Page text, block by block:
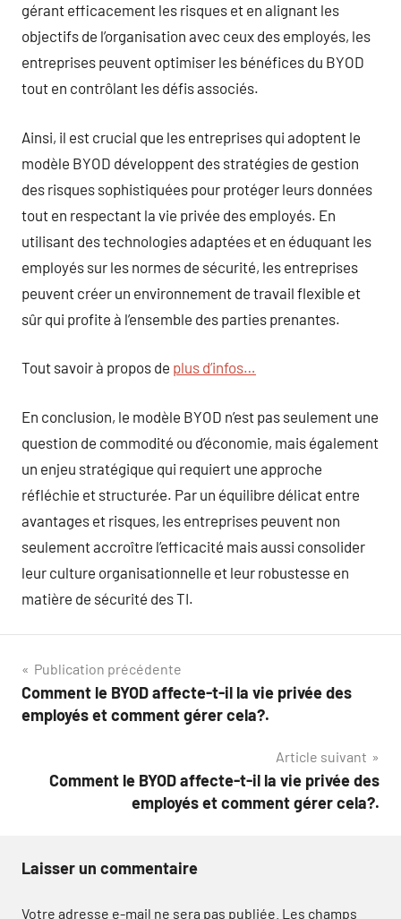
gérant efficacement les risques et en alignant les
objectifs de l’organisation avec ceux des employés, les
entreprises peuvent optimiser les bénéfices du BYOD
tout en contrôlant les défis associés.
Ainsi, il est crucial que les entreprises qui adoptent le
modèle BYOD développent des stratégies de gestion
des risques sophistiquées pour protéger leurs données
tout en respectant la vie privée des employés. En
utilisant des technologies adaptées et en éduquant les
employés sur les normes de sécurité, les entreprises
peuvent créer un environnement de travail flexible et
sûr qui profite à l’ensemble des parties prenantes.
Tout savoir à propos de plus d’infos…
En conclusion, le modèle BYOD n’est pas seulement une
question de commodité ou d’économie, mais également
un enjeu stratégique qui requiert une approche
réfléchie et structurée. Par un équilibre délicat entre
avantages et risques, les entreprises peuvent non
seulement accroître l’efficacité mais aussi consolider
leur culture organisationnelle et leur robustesse en
matière de sécurité des TI.
Navigation
de
Publication précédente
Comment le BYOD affecte-t-il la vie privée des
employés et comment gérer cela?.
Article suivant
Comment le BYOD affecte-t-il la vie privée des
employés et comment gérer cela?.
Laisser un commentaire
Votre adresse e-mail ne sera pas publiée. Les champs